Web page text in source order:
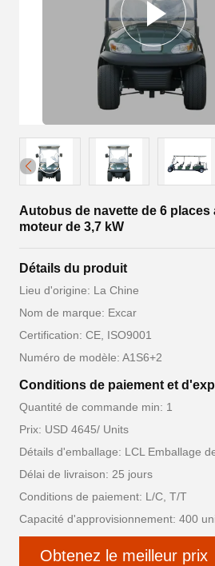
Autobus de navette de 6
moteur de 3,7 kW
Détails du produit
Lieu d'origine: La Chine
Nom de marque: Excar
Certification: CE, ISO9001
Numéro de modèle: A1S6+2
Conditions de paiement et
Quantité de commande min: 1
Prix: USD 4645/ Units
Détails d'emballage: LCL Emballage
Délai de livraison: 25 jours
Conditions de paiement: L/C, T/T
Capacité d'approvisionnement: 400
Obtenez le meilleur prix